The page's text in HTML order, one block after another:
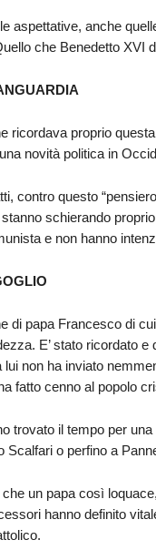
aspettative, anche
che Benedetto XVI
ricordava proprio
novità politica in
contro questo
schierando
e non hanno
di papa Francesco di
E’ stato ricordato
non ha inviato
fatto cenno al popolo
trovato il tempo per
Scalfari o perfino a
che un papa così
hanno definito